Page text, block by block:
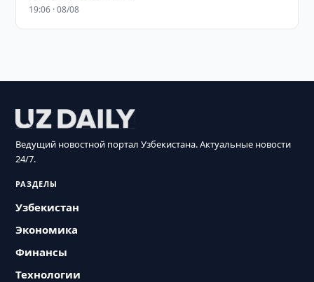
19:06 · 08/08
Ведущий новостной портал Узбекистана. Актуальные новости
24/7.
РАЗДЕЛЫ
Узбекистан
Экономика
Финансы
Технологии